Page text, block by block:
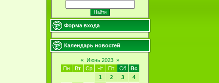
Форма входа
Календарь новостей
« Июнь 2023 »
Пн
Вт Ср Чт Пт Сб
Вс
1
2 3
4